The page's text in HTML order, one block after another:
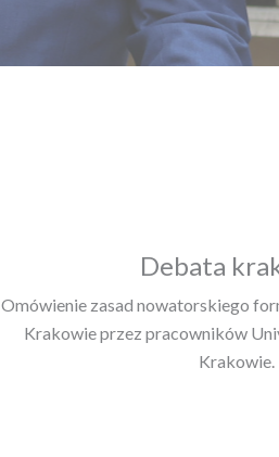
Debata
Omówienie zasad nowatorskiego
Krakowie przez pracowników
Krakowie.